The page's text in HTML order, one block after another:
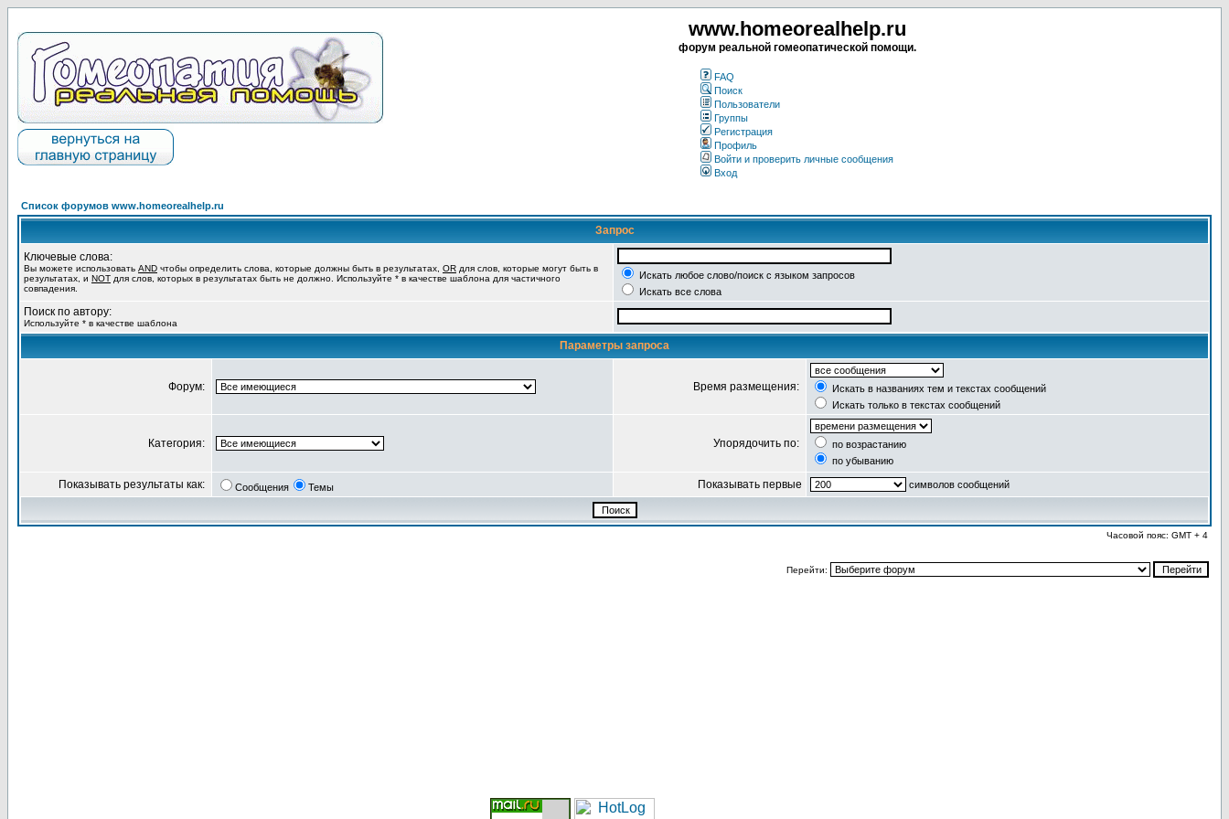
www.homeorealhelp.ru
форум реальной гомеопатической помощи.
FAQ
Поиск
Пользователи
Группы
Регистрация
Профиль
Войти и проверить личные сообщения
Вход
Список форумов www.homeorealhelp.ru
Запрос
Ключевые слова:
Вы можете использовать AND чтобы определить слова, которые должны быть в результатах, OR для слов, которые могут быть в
результатах, и NOT для слов, которых в результатах быть не должно. Используйте * в качестве шаблона для частичного
совпадения.
Искать любое слово/поиск с языком запросов
Искать все слова
Поиск по автору:
Используйте * в качестве шаблона
Параметры запроса
Форум: Время размещения:
Искать в названиях тем и текстах сообщений
Искать только в текстах сообщений
Категория: Упорядочить по:
по возрастанию
по убыванию
Показывать результаты как: Сообщения Темы Показывать первые символов сообщений
Часовой пояс: GMT + 4
Перейти: